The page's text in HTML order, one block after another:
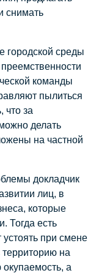
снимать
городской среды
команды
пылиться
что за
делать
на частной
докладчик
лиц, в
которые
Тогда есть
при смене
на
а